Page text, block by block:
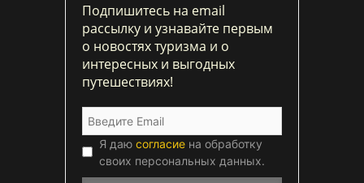
Подпишитесь на email
рассылку и узнавайте первым
о новостях туризма и о
интересных и выгодных
путешествиях!
Я даю согласие на обработку
своих персональных данных.